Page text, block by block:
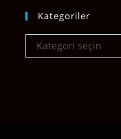
Kategoriler
Kategoriler
Kategori seçin